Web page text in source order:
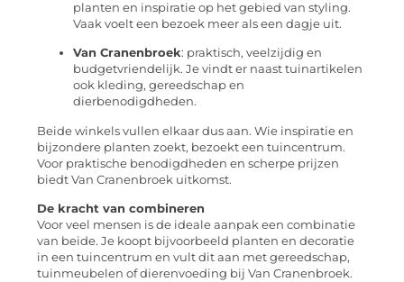
planten en inspiratie op het gebied van styling.
Vaak voelt een bezoek meer als een dagje uit.
Van Cranenbroek: praktisch, veelzijdig en
budgetvriendelijk. Je vindt er naast tuinartikelen
ook kleding, gereedschap en
dierbenodigdheden.
Beide winkels vullen elkaar dus aan. Wie inspiratie en
bijzondere planten zoekt, bezoekt een tuincentrum.
Voor praktische benodigdheden en scherpe prijzen
biedt Van Cranenbroek uitkomst.
De kracht van combineren
Voor veel mensen is de ideale aanpak een combinatie
van beide. Je koopt bijvoorbeeld planten en decoratie
in een tuincentrum en vult dit aan met gereedschap,
tuinmeubelen of dierenvoeding bij Van Cranenbroek.